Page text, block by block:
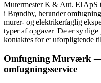
Murermester K & Aut. El ApS
i Brøndby, herunder
murer- og elektrikerfaglig
typer af opgaver. De er
kontaktes for et uforpligtende
Omfugning Murværk —
omfugningsservice